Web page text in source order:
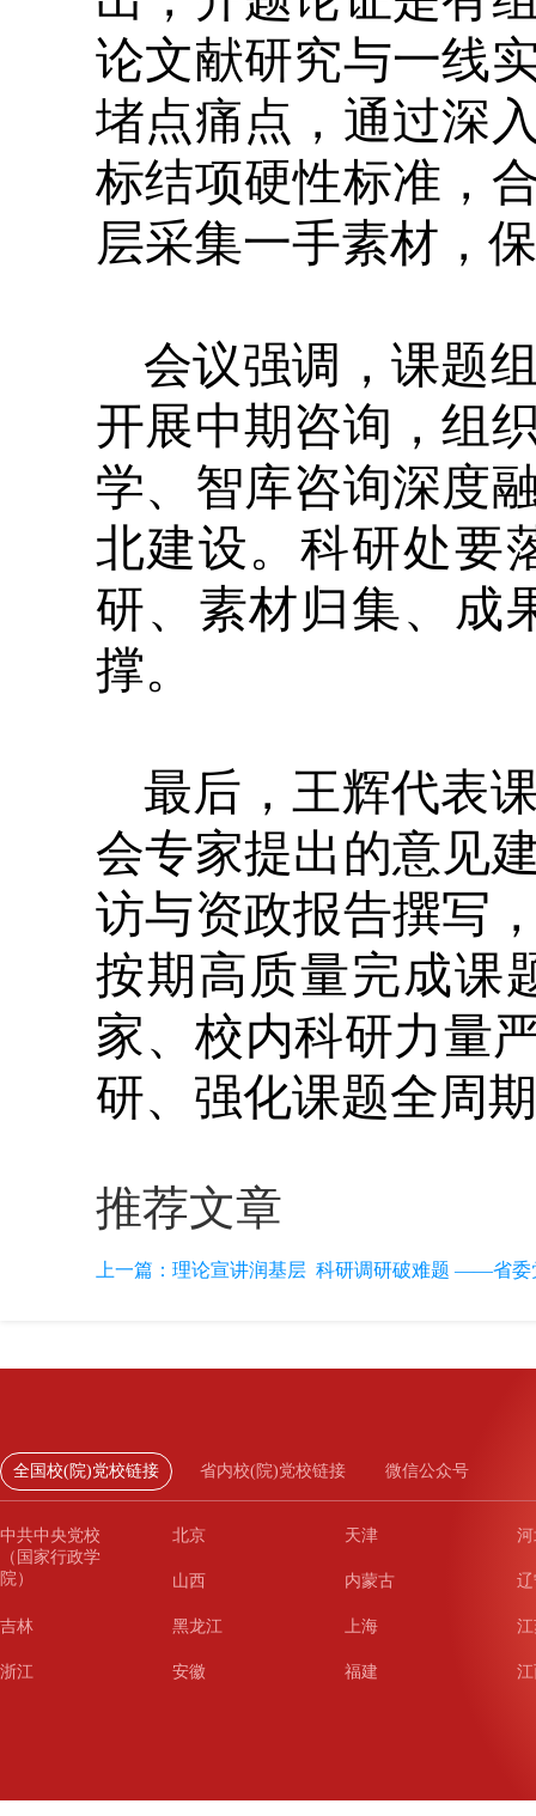
论文献研究与一线
堵点痛点，通过深
标结项硬性标准，
层采集一手素材，
会议强调，课题
开展中期咨询，组
学、智库咨询深度
北建设。科研处要
研、素材归集、成
撑。
最后，王辉代表
会专家提出的意见
访与资政报告撰写
按期高质量完成课
家、校内科研力量
研、强化课题全周
推荐文章
上一篇： 理论宣讲润基层 科研调研破难题 ——省委
全国校(院)党校链接 省内校(院)党校链接 微信公众号
中共中央党校
（国家行政学
院）
北京 天津
山西 内蒙古
吉林 黑龙江 上海
浙江 安徽 福建